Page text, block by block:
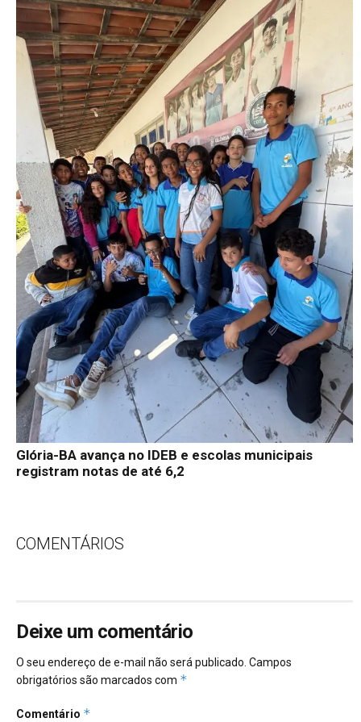
Glória-BA avança no IDEB e escolas municipais
registram notas de até 6,2
COMENTÁRIOS
Deixe um comentário
O seu endereço de e-mail não será publicado. Campos
obrigatórios são marcados com *
Comentário *